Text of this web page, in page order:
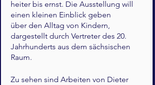
heiter bis ernst. Die Ausstellung will
einen kleinen Einblick geben
über den Alltag von Kindern,
dargestellt durch Vertreter des 20.
Jahrhunderts aus dem sächsischen
Raum.
Zu sehen sind Arbeiten von Dieter